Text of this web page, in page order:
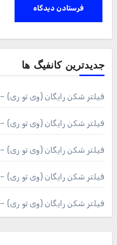
جدیدترین کانفیگ ها
فیلتر شکن رایگان (وی تو ری) – 2 تیر 1405
فیلتر شکن رایگان (وی تو ری) – 1 تیر 1405
فیلتر شکن رایگان (وی تو ری) – 31 خرداد 1405
فیلتر شکن رایگان (وی تو ری) – 30 خرداد 1405
فیلتر شکن رایگان (وی تو ری) – 29 خرداد 1405